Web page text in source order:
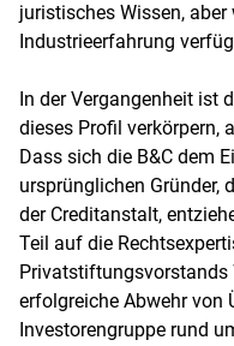
juristisches Wissen,
Industrieerfahrung
In der Vergangenheit ist
dieses Profil verkörpern,
Dass sich die B&C dem
ursprünglichen Gründer,
der Creditanstalt,
Teil auf die
Privatstiftungsvorstands
erfolgreiche Abwehr von
Investorengruppe rund